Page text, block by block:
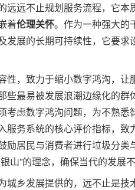
远远不止规划服务流程，它
着伦理关怀。作为一种强大的
发展的长期可持续性，它要求
性，致力于缩小数字鸿沟，
些最易被发展浪潮边缘化的
考虑数字鸿沟问题，为不熟悉
服务系统的核心评价指标，
励居民与消费者进行垃圾分
山”的理念，确保当代的发展
城乡发展提供的，远不止是